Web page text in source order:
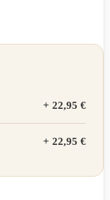
+ 22,95 €
+ 22,95 €